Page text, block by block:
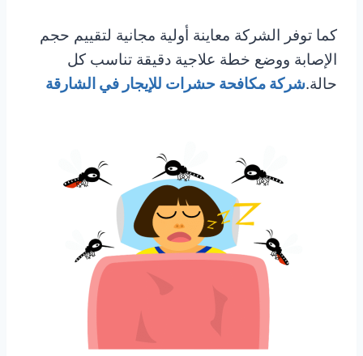
كما توفر الشركة معاينة أولية مجانية لتقييم حجم
الإصابة ووضع خطة علاجية دقيقة تناسب كل
حالة.شركة مكافحة حشرات للإيجار في الشارقة